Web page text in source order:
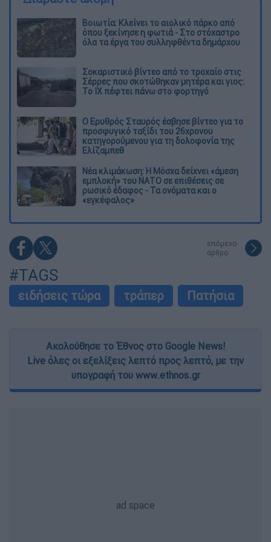
Βοιωτία: Κλείνει το αιολικό πάρκο από
όπου ξεκίνησε η φωτιά - Στο στόχαστρο
όλα τα έργα του συλληφθέντα δημάρχου
Σοκαριστικό βίντεο από το τροχαίο στις
Σέρρες που σκοτώθηκαν μητέρα και γιος:
Το ΙΧ πέφτει πάνω στο φορτηγό
Ο Ερυθρός Σταυρός έσβησε βίντεο για το
προσφυγικό ταξίδι του 26χρονου
κατηγορούμενου για τη δολοφονία της
Ελίζαμπεθ
Νέα κλιμάκωση: Η Μόσχα δείχνει «άμεση
εμπλοκή» του ΝΑΤΟ σε επιθέσεις σε
ρωσικό έδαφος - Τα ονόματα και ο
«εγκέφαλος»
επόμενο
άρθρο
#TAGS
ειδήσεις τώρα τράπερ Πατήσια
Ακολούθησε το Έθνος στο Google News!
Live όλες οι εξελίξεις λεπτό προς λεπτό, με την
υπογραφή του www.ethnos.gr